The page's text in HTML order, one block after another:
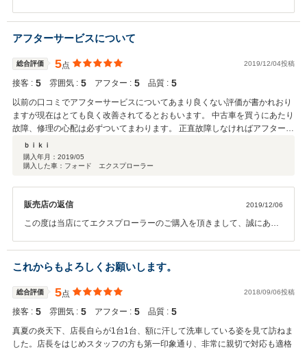
い評価のクチコミを頂き、大変うれしく思います。 お客様に喜んで頂
けることが、何よりも私共の励みになります。 直近まで当店でメンテ
ナンスを行っていた一台だからこそ自信を持っておすすめさせて頂
き、品質にも自信があるからこその保証でございます。 納車前整備の
際にはご心配をおかけし、登録・ご納車の際には予期せぬお手間をお
かけしてしまいましたが、ＭＴ大好きオヤジ様のご協力もあり、最後
にはすべてが予定通りにお納めすることができました。 距離を感じさ
せぬ安心感を抱いていただけるよう、アフターサポートも今後より一
層スタッフ全員で徹底させたいと思っております。 お近くにお越しの
お願い致します。
アフターサービスについて
総合評価 5点 2019/12/04投稿
接客 : 5 雰囲気 : 5 アフター : 5 品質 : 5
以前の口コミでアフターサービスについてあまり良くない評価が書かれおり
ますが現在はとても良く改善されてるとおもいます。 中古車を買うにあたり
故障、修理の心配は必ずついてまわります。 正直故障しなければアフターサ
ービスなんて関係無いのですが、さすがに中古の外国車なので故障した時、
トラブルが起きた時販売店がどう対応してくれるかが大事です。 私の体験上
こちらのお店に関してはそのような心配はいりません。 中古車選びは購入後
だと思います。 追伸 スタッフの皆さまへ 購入、アフターサービス本当にお
世話になりました。 おかげさまでとても充実した中古アメ車生活を堪能させ
ｂｉｋｉ
購入年月： 2019/05
購入した車：フォード エクスプローラー
販売店の返信 2019/12/06
この度は当店にてエクスプローラーのご購入を頂きまして、誠にあり
しまして申し訳ございませんでした。 今は調子良く楽しんでいただけ
ているとの事で、本当に安心いたしております。 少々遠方ではござい
まして申し訳なく思いますが、点検やご相談事などどのようなことで
も結構ですので、どうぞお気軽にご相談くださいませ。今後とも末永
いお付き合いを頂けますよう頑張ってまいりますので、どうぞよろし
くお願いいたします！
これからもよろしくお願いします。
総合評価 5点 2018/09/06投稿
接客 : 5 雰囲気 : 5 アフター : 5 品質 : 5
真夏の炎天下、店長自らが1台1台、額に汗して洗車している姿を見て訪ねま
した。店長をはじめスタッフの方も第一印象通り、非常に親切で対応も適格